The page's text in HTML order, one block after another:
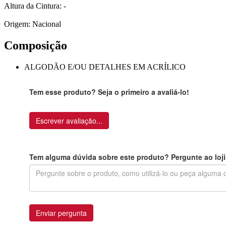
Altura da Cintura: -
Origem: Nacional
Composição
ALGODÃO E/OU DETALHES EM ACRÍLICO
Tem esse produto? Seja o primeiro a avaliá-lo!
Escrever avaliação...
Tem alguma dúvida sobre este produto? Pergunte ao
Enviar pergunta